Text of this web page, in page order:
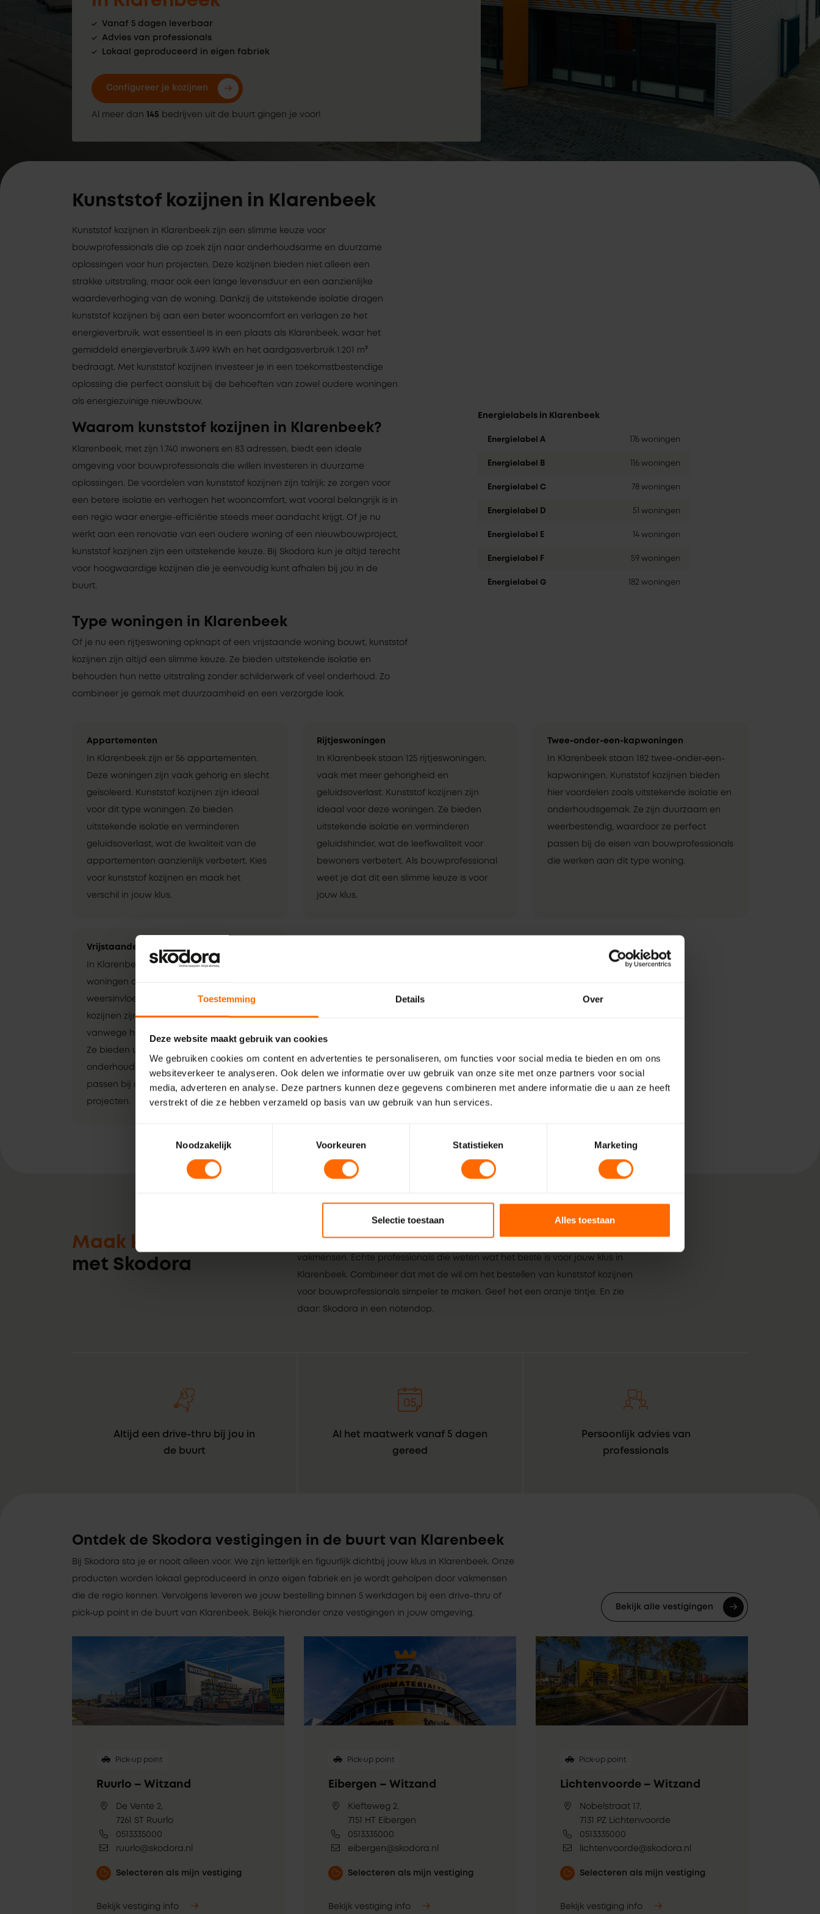
Toestemming Details Over
Deze website maakt gebruik van cookies
We gebruiken cookies om content en advertenties te personaliseren, om functies voor social media te bieden en om ons
websiteverkeer te analyseren. Ook delen we informatie over uw gebruik van onze site met onze partners voor social
media, adverteren en analyse. Deze partners kunnen deze gegevens combineren met andere informatie die u aan ze heeft
verstrekt of die ze hebben verzameld op basis van uw gebruik van hun services.
Noodzakelijk
Voorkeuren Statistieken Marketing
Selectie toestaan Alles toestaan
Vanaf 5 dagen leverbaar
Advies van professionals
Lokaal geproduceerd in eigen fabriek
Configureer je kozijnen
Al meer dan 145 bedrijven uit de buurt gingen je voor!
Kunststof kozijnen in Klarenbeek
Kunststof kozijnen in Klarenbeek zijn een slimme keuze voor
bouwprofessionals die op zoek zijn naar onderhoudsarme en duurzame
oplossingen voor hun projecten. Deze kozijnen bieden niet alleen een
strakke uitstraling, maar ook een lange levensduur en een aanzienlijke
waardeverhoging van de woning. Dankzij de uitstekende isolatie dragen
kunststof kozijnen bij aan een beter wooncomfort en verlagen ze het
energieverbruik, wat essentieel is in een plaats als Klarenbeek, waar het
gemiddeld energieverbruik 3.499 kWh en het aardgasverbruik 1.201 m³
bedraagt. Met kunststof kozijnen investeer je in een toekomstbestendige
oplossing die perfect aansluit bij de behoeften van zowel oudere woningen
als energiezuinige nieuwbouw.
Waarom kunststof kozijnen in Klarenbeek?
Klarenbeek, met zijn 1.740 inwoners en 83 adressen, biedt een ideale
omgeving voor bouwprofessionals die willen investeren in duurzame
oplossingen. De voordelen van kunststof kozijnen zijn talrijk: ze zorgen voor
een betere isolatie en verhogen het wooncomfort, wat vooral belangrijk is in
een regio waar energie-efficiëntie steeds meer aandacht krijgt. Of je nu
werkt aan een renovatie van een oudere woning of een nieuwbouwproject,
kunststof kozijnen zijn een uitstekende keuze. Bij Skodora kun je altijd terecht
voor hoogwaardige kozijnen die je eenvoudig kunt afhalen bij jou in de
buurt.
Energielabels in Klarenbeek
Energielabel A 176 woningen
Energielabel B 116 woningen
Energielabel C 78 woningen
Energielabel D 51 woningen
Energielabel E 14 woningen
Energielabel F 59 woningen
Energielabel G 182 woningen
Type woningen in Klarenbeek
Of je nu een rijtjeswoning opknapt of een vrijstaande woning bouwt, kunststof
kozijnen zijn altijd een slimme keuze. Ze bieden uitstekende isolatie en
behouden hun nette uitstraling zonder schilderwerk of veel onderhoud. Zo
combineer je gemak met duurzaamheid en een verzorgde look.
Appartementen
In Klarenbeek zijn er 56 appartementen.
Deze woningen zijn vaak gehorig en slecht
geïsoleerd. Kunststof kozijnen zijn ideaal
voor dit type woningen. Ze bieden
uitstekende isolatie en verminderen
geluidsoverlast, wat de kwaliteit van de
appartementen aanzienlijk verbetert. Kies
voor kunststof kozijnen en maak het
verschil in jouw klus.
Rijtjeswoningen
In Klarenbeek staan 125 rijtjeswoningen,
vaak met meer gehorigheid en
geluidsoverlast. Kunststof kozijnen zijn
ideaal voor deze woningen. Ze bieden
uitstekende isolatie en verminderen
geluidshinder, wat de leefkwaliteit voor
bewoners verbetert. Als bouwprofessional
weet je dat dit een slimme keuze is voor
jouw klus.
Twee-onder-een-kapwoningen
In Klarenbeek staan 182 twee-onder-een-
kapwoningen. Kunststof kozijnen bieden
hier voordelen zoals uitstekende isolatie en
onderhoudsgemak. Ze zijn duurzaam en
weerbestendig, waardoor ze perfect
passen bij de eisen van bouwprofessionals
die werken aan dit type woning.
Vrijstaande woningen
In Klarenbeek staan 375 vrijstaande
woningen die meer blootstaan aan
weersinvloeden en inbraak. Kunststof
kozijnen zijn ideaal voor deze klussen
vanwege hun duurzaamheid en veiligheid.
Ze bieden uitstekende isolatie en zijn
onderhoudsarm, waardoor ze perfect
passen bij de eisen van vrijstaande
projecten.
Maak kennis
met Skodora
vakmensen. Echte professionals die weten wat het beste is voor jouw klus in
Klarenbeek. Combineer dat met de wil om het bestellen van kunststof kozijnen
voor bouwprofessionals simpeler te maken. Geef het een oranje tintje. En zie
daar: Skodora in een notendop.
Altijd een drive-thru bij jou in
de buurt
Al het maatwerk vanaf 5 dagen
gereed
Persoonlijk advies van
professionals
Ontdek de Skodora vestigingen in de buurt van Klarenbeek
Bij Skodora sta je er nooit alleen voor. We zijn letterlijk en figuurlijk dichtbij jouw klus in Klarenbeek. Onze
producten worden lokaal geproduceerd in onze eigen fabriek en je wordt geholpen door vakmensen
die de regio kennen. Vervolgens leveren we jouw bestelling binnen 5 werkdagen bij een drive-thru of
pick-up point in de buurt van Klarenbeek. Bekijk hieronder onze vestigingen in jouw omgeving.
Bekijk alle vestigingen
Pick-up point
Ruurlo – Witzand
De Vente 2,
7261 ST Ruurlo
0513335000
ruurlo@skodora.nl
Selecteren als mijn vestiging
Bekijk vestiging info
Pick-up point
Eibergen – Witzand
Kiefteweg 2,
7151 HT Eibergen
0513335000
eibergen@skodora.nl
Selecteren als mijn vestiging
Bekijk vestiging info
Pick-up point
Lichtenvoorde – Witzand
Nobelstraat 17,
7131 PZ Lichtenvoorde
0513335000
lichtenvoorde@skodora.nl
Selecteren als mijn vestiging
Bekijk vestiging info